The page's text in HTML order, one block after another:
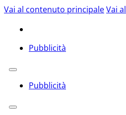
Vai al contenuto principaleVai
Pubblicità
Pubblicità